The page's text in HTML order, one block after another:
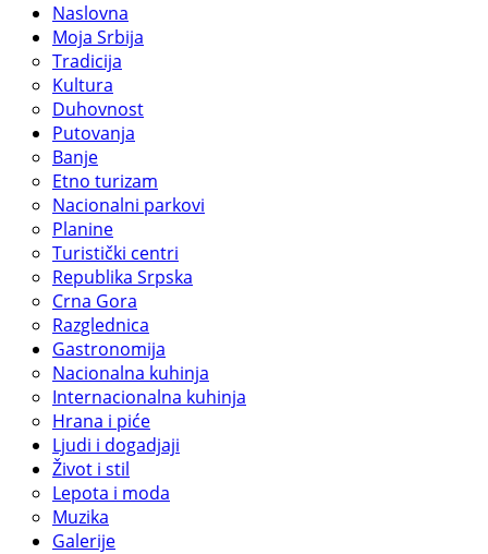
Naslovna
Moja Srbija
Tradicija
Kultura
Duhovnost
Putovanja
Banje
Etno turizam
Nacionalni parkovi
Planine
Turistički centri
Republika Srpska
Crna Gora
Razglednica
Gastronomija
Nacionalna kuhinja
Internacionalna kuhinja
Hrana i piće
Ljudi i dogadjaji
Život i stil
Lepota i moda
Muzika
Galerije